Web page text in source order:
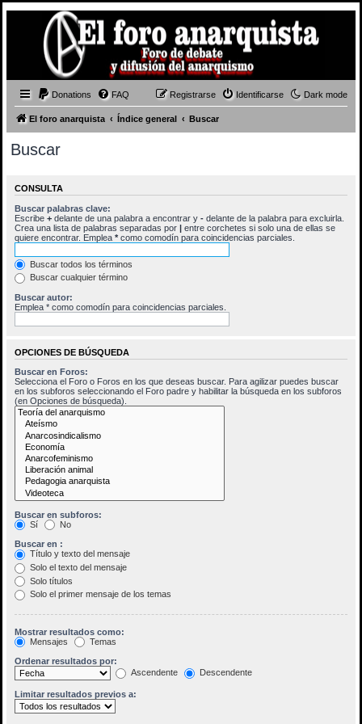
Dark mode
Donations FAQ Identificarse
Registrarse
El foro anarquista Índice general Buscar
Buscar
CONSULTA
Buscar palabras clave:
Escribe + delante de una palabra a encontrar y - delante de la palabra para excluirla.
Crea una lista de palabras separadas por | entre corchetes si solo una de ellas se
quiere encontrar. Emplea * como comodín para coincidencias parciales.
Buscar todos los términos
Buscar cualquier término
Buscar autor:
Emplea * como comodín para coincidencias parciales.
OPCIONES DE BÚSQUEDA
Buscar en Foros:
Selecciona el Foro o Foros en los que deseas buscar. Para agilizar puedes buscar
en los subforos seleccionando el Foro padre y habilitar la búsqueda en los subforos
(en Opciones de búsqueda).
Buscar en subforos:
Sí
No
Buscar en :
Título y texto del mensaje
Solo el texto del mensaje
Solo títulos
Solo el primer mensaje de los temas
Mostrar resultados como:
Mensajes
Temas
Ordenar resultados por:
Ascendente
Descendente
Limitar resultados previos a: